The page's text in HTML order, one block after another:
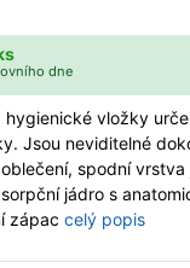
dne
hygienické vložky
Jsou neviditelné
spodní
jádro s
zápac celý popis